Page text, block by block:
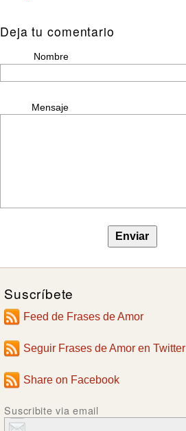
Deja tu comentario
Nombre
Mensaje
Suscríbete
Feed de Frases de Amor
Seguir Frases de Amor en Twitter
Share on Facebook
Suscribite via email